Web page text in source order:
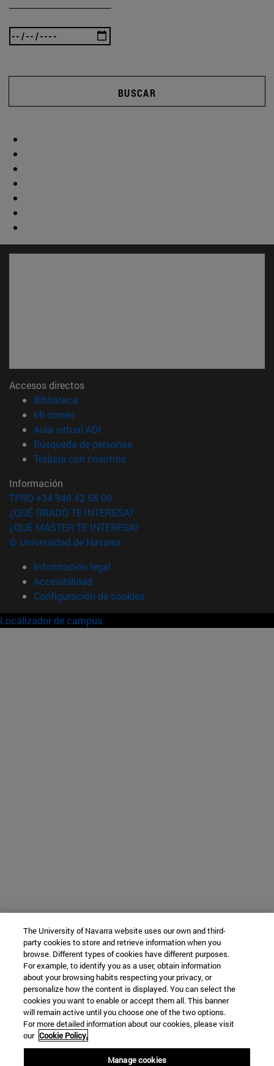
BUSCAR
Accesos directos
Biblioteca
Mi correo(abre en nueva ventana)
Aula virtual ADI
Búsqueda de personas(abre en nueva ventana)
Trabaja con nosotros(abre en nueva ventana)
Información
TFNO +34 948 42 56 00
¿QUÉ GRADO TE INTERESA?
¿QUÉ MÁSTER TE INTERESA?
© Universidad de Navarra
Información legal
Accesibilidad
Configuración de cookies
Localizador de campus
The University of Navarra website uses our own and third-
party cookies to store and retrieve information when you
browse. Different types of cookies have different purposes.
For example, to identify you as a user, obtain information
about your browsing habits respecting your privacy, or
personalize how the content is displayed. You can select the
cookies you want to enable or accept them all. This banner
will remain active until you choose one of the two options.
For more detailed information about our cookies, please visit
our Cookie Policy.
Manage cookies